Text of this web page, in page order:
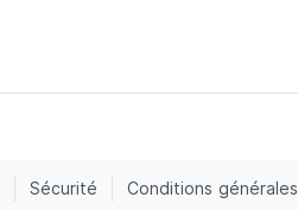
Sécurité Conditions générales